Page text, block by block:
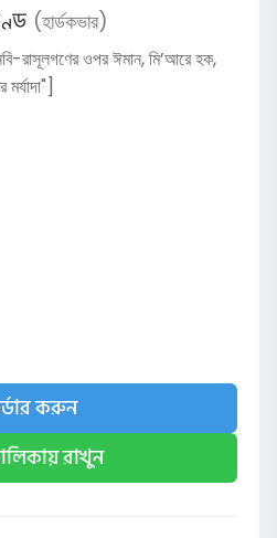
(হার্ডকভার)
রাসূলগণের ওপর ঈমান, মি’আরে হক,
করুন
রাখুন